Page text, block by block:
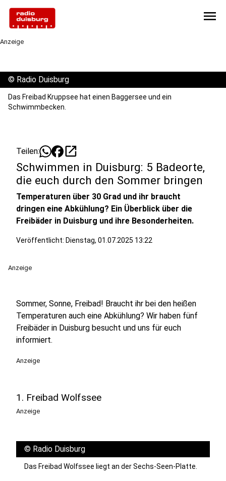
menu
Anzeige
© Radio Duisburg
Das Freibad Kruppsee hat einen Baggersee und ein
Schwimmbecken.
Teilen: open_in_new
Schwimmen in Duisburg: 5 Badeorte,
die euch durch den Sommer bringen
Temperaturen über 30 Grad und ihr braucht
dringen eine Abkühlung? Ein Überblick über die
Freibäder in Duisburg und ihre Besonderheiten.
Veröffentlicht: Dienstag, 01.07.2025 13:22
Anzeige
Sommer, Sonne, Freibad! Braucht ihr bei den heißen
Temperaturen auch eine Abkühlung? Wir haben fünf
Freibäder in Duisburg besucht und uns für euch
informiert.
Anzeige
1. Freibad Wolfssee
Anzeige
© Radio Duisburg
Das Freibad Wolfssee liegt an der Sechs-Seen-Platte.